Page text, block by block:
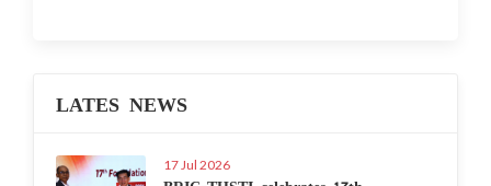
LATES NEWS
17 Jul 2026